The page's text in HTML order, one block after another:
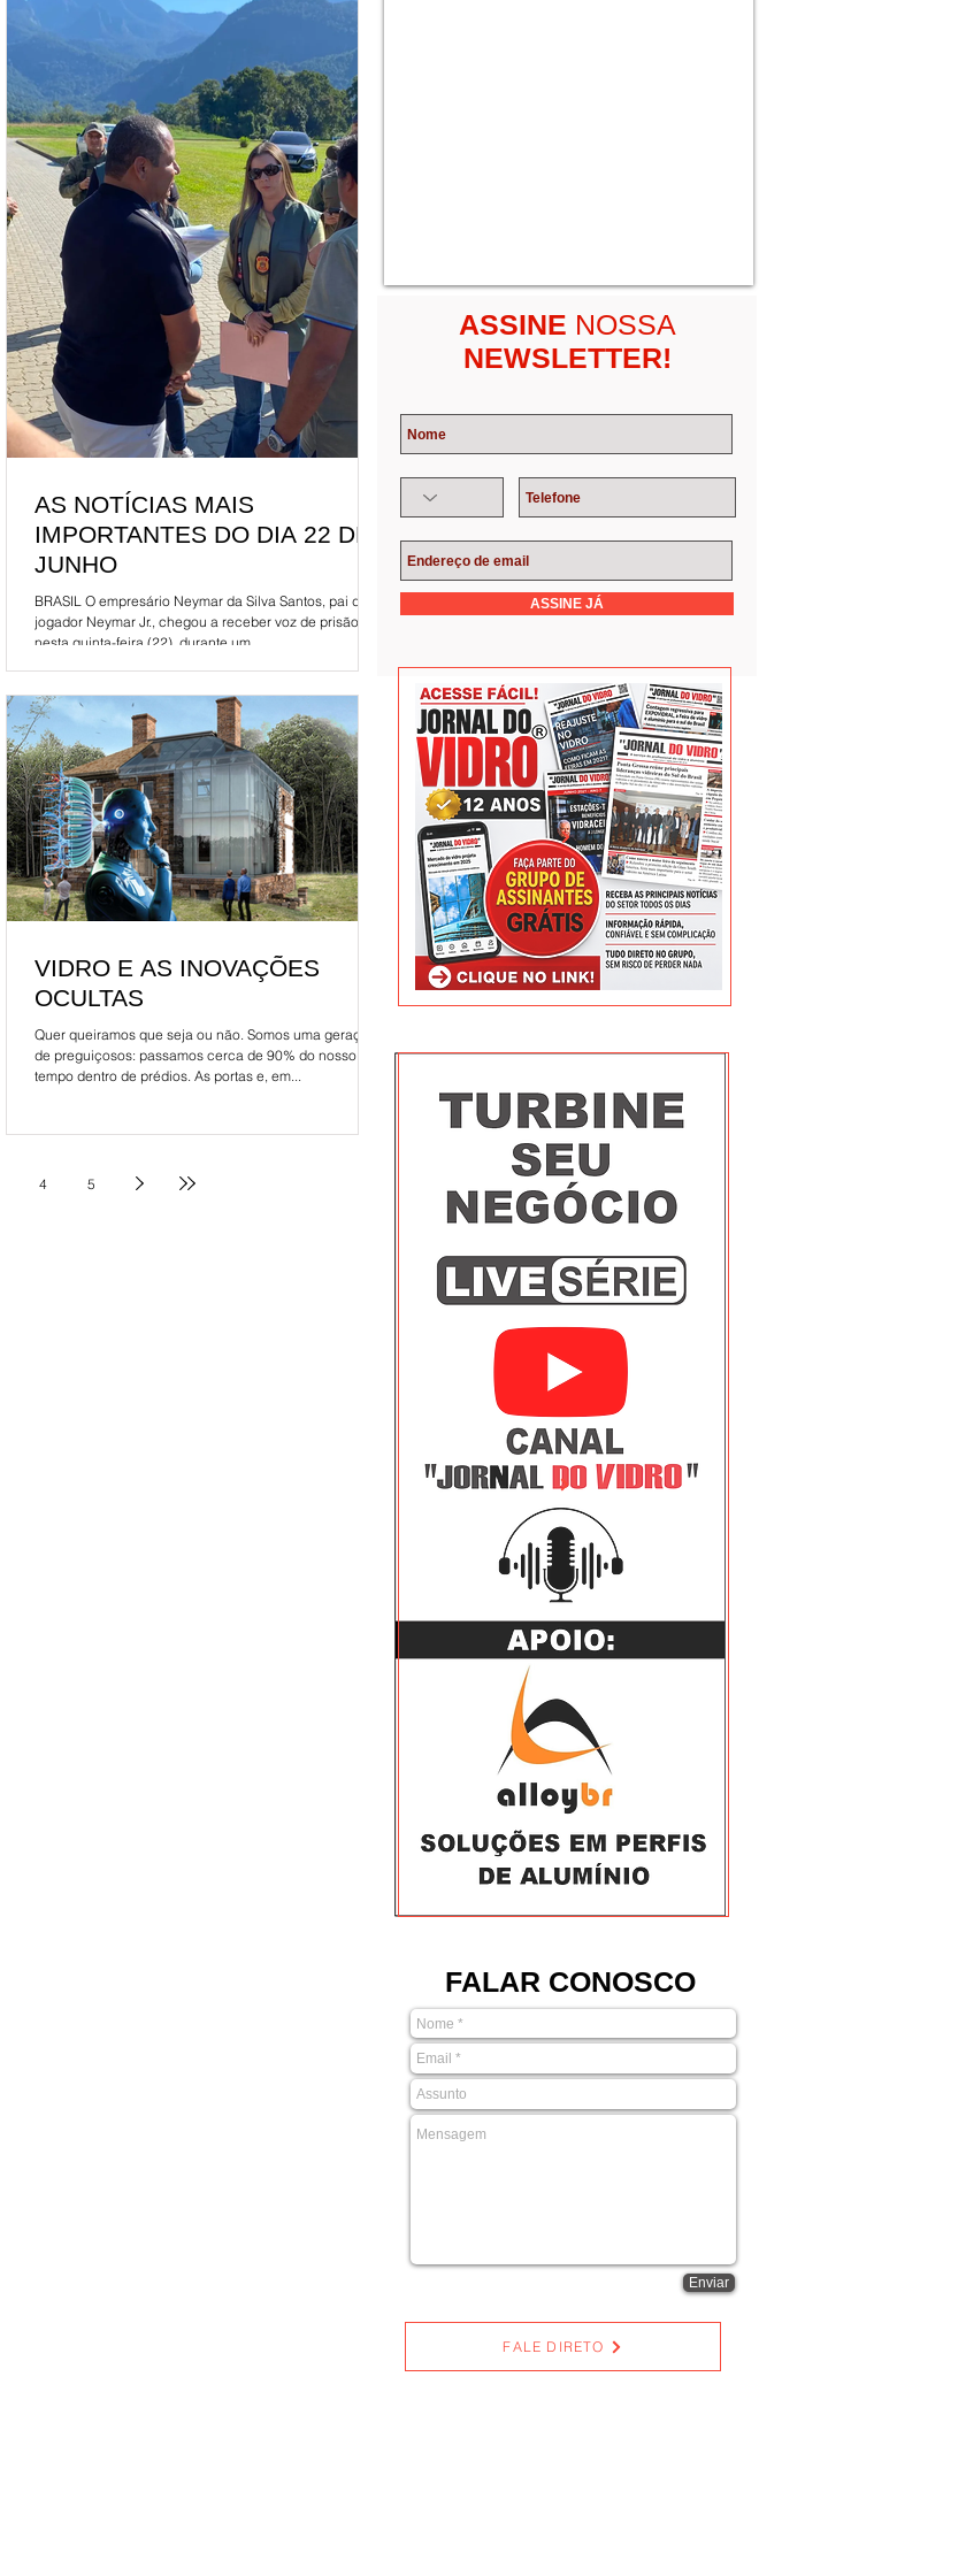
AS NOTÍCIAS MAIS
IMPORTANTES DO DIA 22 DE
JUNHO
BRASIL O empresário Neymar da Silva Santos, pai do
jogador Neymar Jr., chegou a receber voz de prisão
nesta quinta-feira (22), durante um...
VIDRO E AS INOVAÇÕES
OCULTAS
Quer queiramos que seja ou não. Somos uma geração
de preguiçosos: passamos cerca de 90% do nosso
tempo dentro de prédios. As portas e, em...
4 5
ASSINE NOSSA
NEWSLETTER!
ASSINE JÁ
Enviar
FALE DIRETO
FALAR CONOSCO